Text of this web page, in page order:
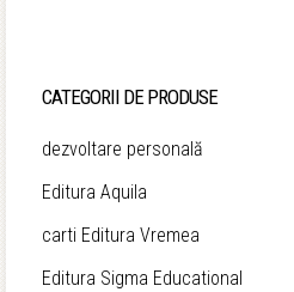
fost:
24,90 lei.
CATEGORII DE PRODUSE
dezvoltare personală
Editura Aquila
carti Editura Vremea
Editura Sigma Educational